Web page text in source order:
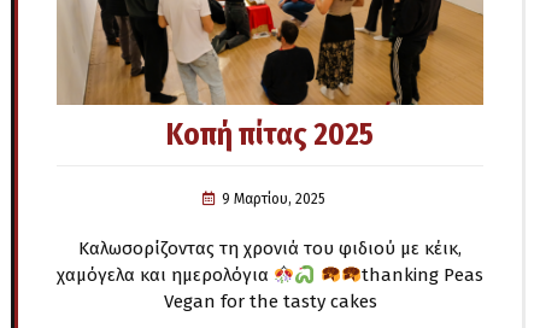
Κοπή πίτας 2025
9 Μαρτίου, 2025
Kαλωσορίζοντας τη χρονιά του φιδιού με κέικ,
χαμόγελα και ημερολόγια
thanking Peas
Vegan for the tasty cakes